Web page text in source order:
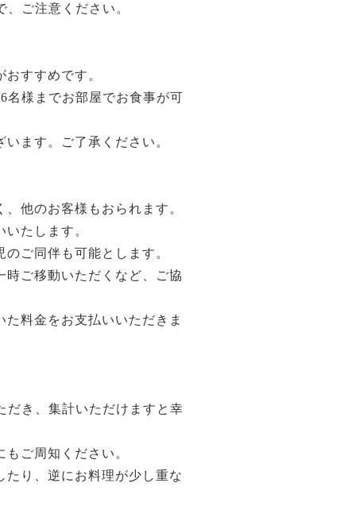
ご注意ください。
すすめです。
名様までお部屋でお食事が可
ます。ご了承ください。
他のお客様もおられます。
たします。
ご同伴も可能とします。
ご移動いただくなど、ご協
た料金をお支払いいただきま
だき、集計いただけますと幸
ご周知ください。
たり、逆にお料理が少し重な